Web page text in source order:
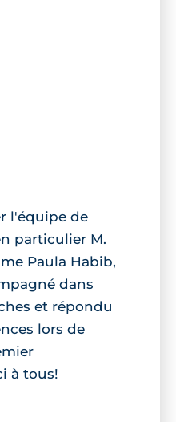
l'équipe de
particulier M.
Paula Habib,
dans
et répondu
lors de
à tous!